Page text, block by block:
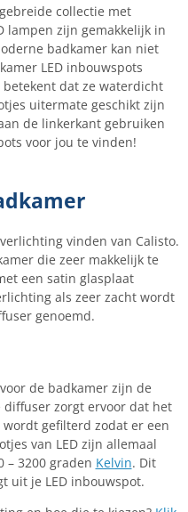
collectie met
lampen zijn gemakkelijk in
badkamer kan niet
LED inbouwspots
dat ze waterdicht
uitermate geschikt zijn
de linkerkant gebruiken
voor jou te vinden!
vinden van Calisto.
die zeer makkelijk te
een satin glasplaat
als zeer zacht wordt
genoemd.
de badkamer zijn de
zorgt ervoor dat het
gefilterd zodat er een
van LED zijn allemaal
– 3200 graden Kelvin. Dit
uit je LED inbouwspot.